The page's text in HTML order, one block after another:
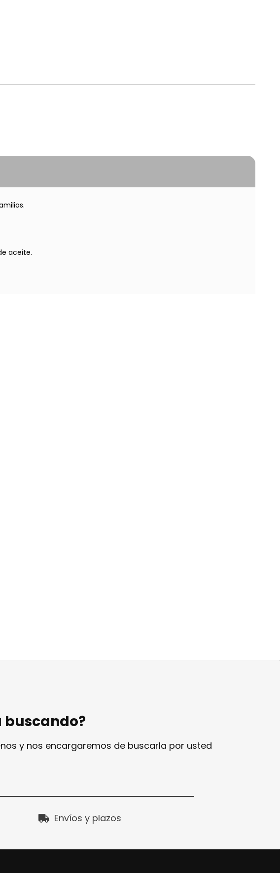
aceite.
buscando?
y nos encargaremos de buscarla por usted
Envíos y plazos